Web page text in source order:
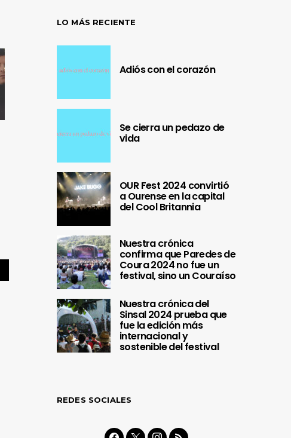
LO MÁS RECIENTE
Adiós con el corazón
Se cierra un pedazo de
vida
OUR Fest 2024 convirtió
a Ourense en la capital
del Cool Britannia
Nuestra crónica
confirma que Paredes de
Coura 2024 no fue un
festival, sino un Couraíso
Nuestra crónica del
Sinsal 2024 prueba que
fue la edición más
internacional y
sostenible del festival
REDES SOCIALES